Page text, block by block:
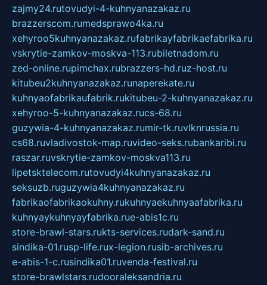
zajmy24.rutovudyi-4-kuhnyanazakaz.ru
brazzerscom.rumedsprawo4ka.ru
xehyroo5kuhnyanazakaz.rufabrikayfabrikaefabrika.ru
vskrytie-zamkov-moskva-113.rubiletnadom.ru
zed-online.rupimchax.rubrazzers-hd.ruz-host.ru
kitubeu2kuhnyanazakaz.runaperekate.ru
kuhnyaofabrikaufabrik.rukitubeu-2-kuhnyanazakaz.ru
xehyroo-5-kuhnyanazakaz.rucs-68.ru
guzywia-4-kuhnyanazakaz.rumir-tk.ruvlknrussia.ru
cs68.ruvladivostok-map.ruvideo-seks.rubankaribi.ru
raszar.ruvskrytie-zamkov-moskva113.ru
lipetsktelecom.rutovudyi4kuhnyanazakaz.ru
seksuzb.ruguzywia4kuhnyanazakaz.ru
fabrikaofabrikaokuhny.rukuhnyaekuhnyaafabrika.ru
kuhnyaykuhnyayfabrika.rue-abis1c.ru
store-brawl-stars.rukts-services.rudark-sand.ru
sindika-01.rusp-life.rux-legion.rusib-archives.ru
e-abis-1-c.rusindika01.ruvenda-festival.ru
store-brawlstars.rudooraleksandria.ru